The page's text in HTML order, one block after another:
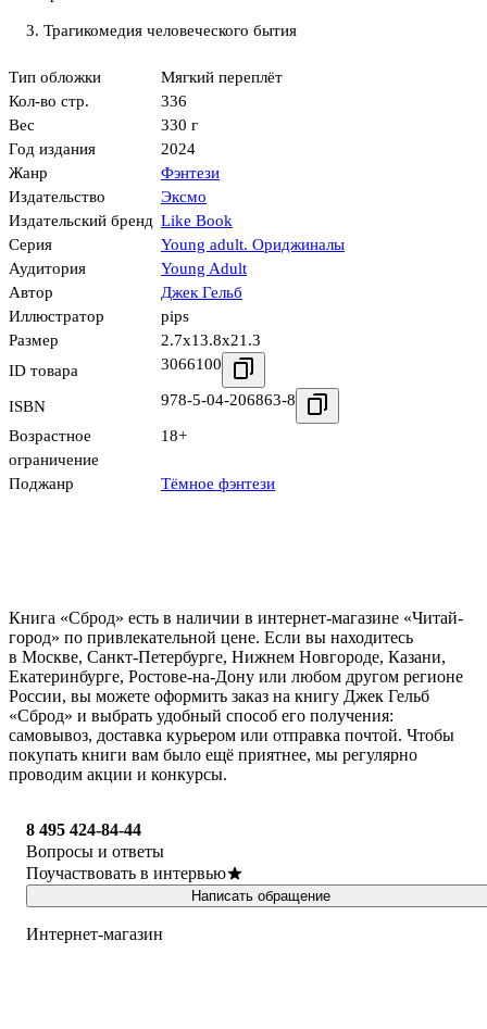
3. Трагикомедия человеческого бытия
Тип обложки
Мягкий переплёт
Кол-во стр.
336
Вес
330 г
Год издания
2024
Жанр
Фэнтези
Издательство
Эксмо
Издательский бренд Like Book
Серия
Young adult. Ориджиналы
Аудитория
Young Adult
Автор
Джек Гельб
Иллюстратор
pips
Размер
2.7x13.8x21.3
ID товара
3066100
ISBN 978-5-04-206863-8
Возрастное
ограничение
18+
Поджанр Тёмное фэнтези
Книга «Сброд» есть в наличии в интернет-магазине «Читай-
город» по привлекательной цене. Если вы находитесь
в Москве, Санкт-Петербурге, Нижнем Новгороде, Казани,
Екатеринбурге, Ростове-на-Дону или любом другом регионе
России, вы можете оформить заказ на книгу Джек Гельб
«Сброд» и выбрать удобный способ его получения:
самовывоз, доставка курьером или отправка почтой. Чтобы
покупать книги вам было ещё приятнее, мы регулярно
проводим акции и конкурсы.
8 495 424-84-44
Вопросы и ответы
Поучаствовать в интервью
Написать обращение
Интернет-магазин